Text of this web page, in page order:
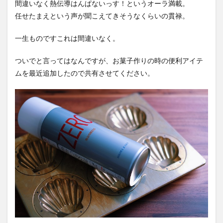
間違いなく熱伝導はんぱないっす！というオーラ満載。
任せたまえという声が聞こえてきそうなくらいの貫禄。
一生ものですこれは間違いなく。
ついでと言ってはなんですが、お菓子作りの時の便利アイテ
ムを最近追加したので共有させてください。